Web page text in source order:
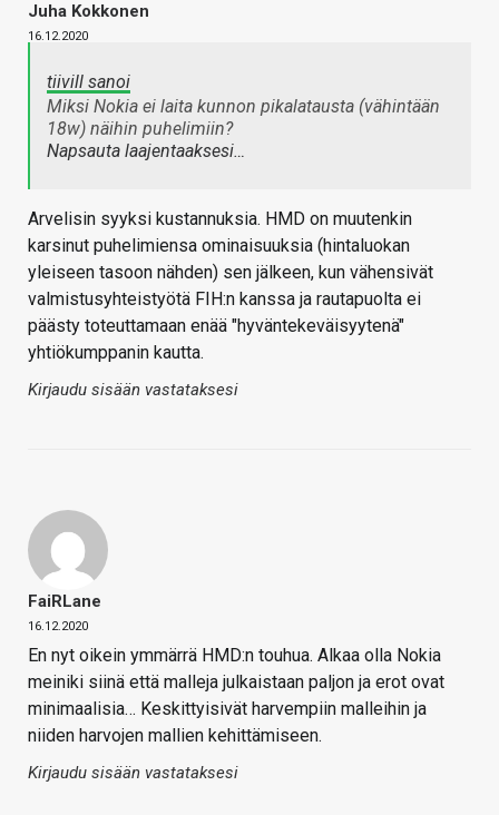
Juha Kokkonen
16.12.2020
tiivill sanoi
Miksi Nokia ei laita kunnon pikalatausta (vähintään
18w) näihin puhelimiin?
Napsauta laajentaaksesi…
Arvelisin syyksi kustannuksia. HMD on muutenkin
karsinut puhelimiensa ominaisuuksia (hintaluokan
yleiseen tasoon nähden) sen jälkeen, kun vähensivät
valmistusyhteistyötä FIH:n kanssa ja rautapuolta ei
päästy toteuttamaan enää "hyväntekeväisyytenä"
yhtiökumppanin kautta.
Kirjaudu sisään vastataksesi
FaiRLane
16.12.2020
En nyt oikein ymmärrä HMD:n touhua. Alkaa olla Nokia
meiniki siinä että malleja julkaistaan paljon ja erot ovat
minimaalisia… Keskittyisivät harvempiin malleihin ja
niiden harvojen mallien kehittämiseen.
Kirjaudu sisään vastataksesi